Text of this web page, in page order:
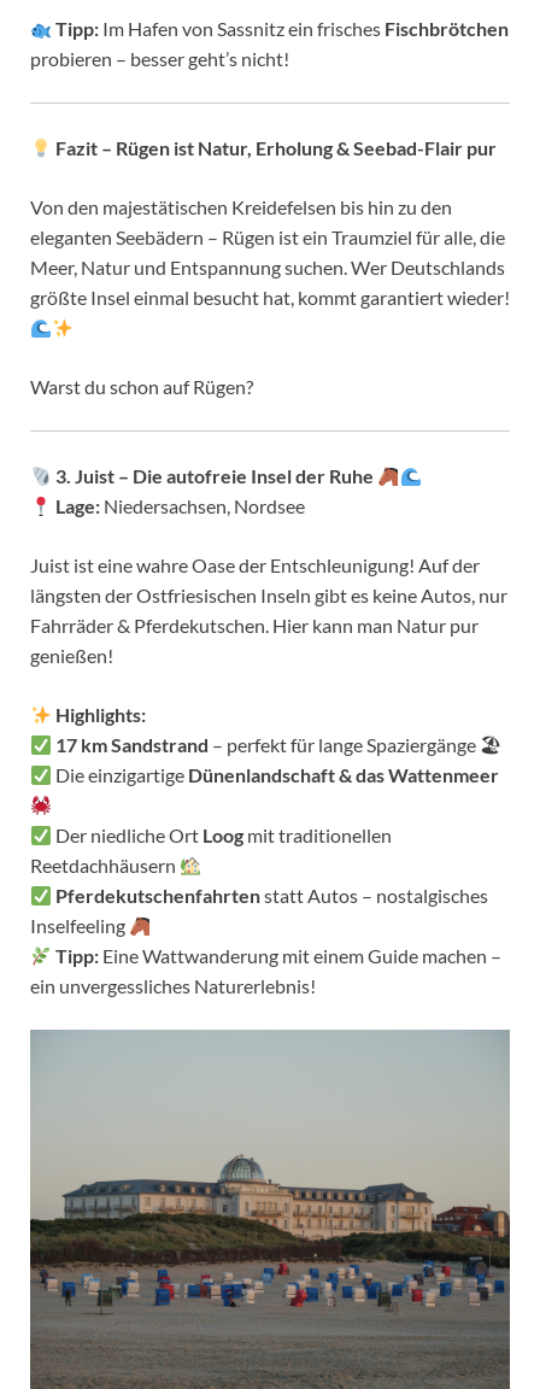
Tipp: Im Hafen von Sassnitz ein frisches Fischbrötchen
probieren – besser geht’s nicht!
Fazit – Rügen ist Natur, Erholung & Seebad-Flair pur
Von den majestätischen Kreidefelsen bis hin zu den
eleganten Seebädern – Rügen ist ein Traumziel für alle, die
Meer, Natur und Entspannung suchen. Wer Deutschlands
größte Insel einmal besucht hat, kommt garantiert wieder!
Warst du schon auf Rügen?
3. Juist – Die autofreie Insel der Ruhe
Lage: Niedersachsen, Nordsee
Juist ist eine wahre Oase der Entschleunigung! Auf der
längsten der Ostfriesischen Inseln gibt es keine Autos, nur
Fahrräder & Pferdekutschen. Hier kann man Natur pur
genießen!
Highlights:
17 km Sandstrand – perfekt für lange Spaziergänge 🏖
Die einzigartige Dünenlandschaft & das Wattenmeer
Der niedliche Ort Loog mit traditionellen
Reetdachhäusern
Pferdekutschenfahrtenstatt Autos – nostalgisches
Inselfeeling
Tipp: Eine Wattwanderung mit einem Guide machen –
ein unvergessliches Naturerlebnis!